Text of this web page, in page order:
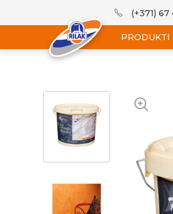
(+371) 67
PRODUKTI